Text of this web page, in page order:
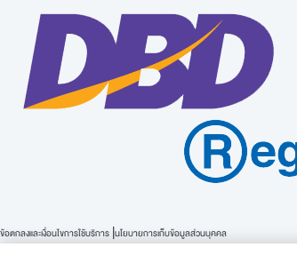
ข้อตกลงและเงื่อนไขการใช้บริการ |นโยบายการเก็บข้อมูลส่วนบุคคล